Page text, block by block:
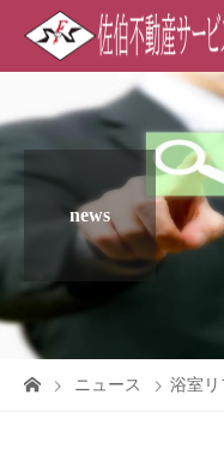
news
ニュース 浴室リ